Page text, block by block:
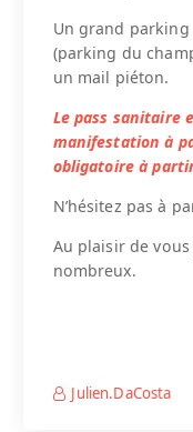
Un grand
(parking du
un mail piéton.
Le pass sanitaire
manifestation à
obligatoire à
N’hésitez pas à
Au plaisir de
nombreux.
Julien.DaCosta